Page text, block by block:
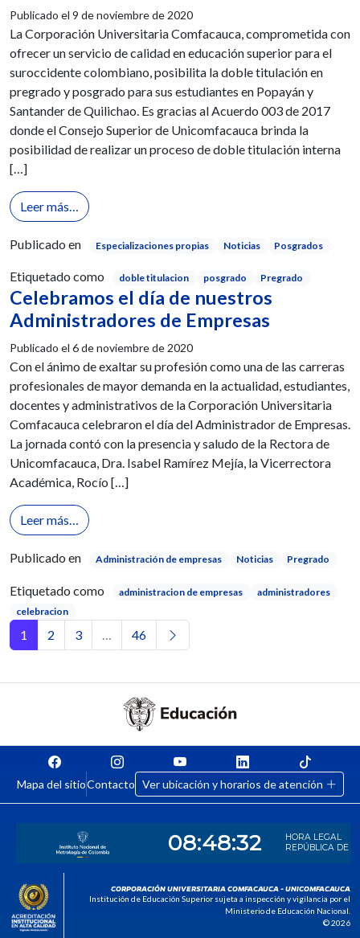
Publicado el 9 de noviembre de 2020
La Corporación Universitaria Comfacauca, comprometida con
ofrecer un servicio de calidad en educación superior para el
suroccidente colombiano, posibilita la doble titulación en
pregrado y posgrado para sus estudiantes en Popayán y
Santander de Quilichao. Es gracias al Acuerdo 003 de 2017
donde el Consejo Superior de Unicomfacauca brinda la
posibilidad de realizar un proceso de doble titulación interna
[…]
Leer más… from ¿Te interesa una doble titulación? Somos los
Publicado en Especializaciones propias Noticias Posgrados
Etiquetado como doble titulacion posgrado Pregrado
Celebramos el día de nuestros
Administradores de Empresas
Publicado el 6 de noviembre de 2020
Con el ánimo de exaltar su profesión como una de las carreras
profesionales de mayor demanda en la actualidad, estudiantes,
docentes y administrativos de la Corporación Universitaria
Comfacauca celebraron el día del Administrador de Empresas.
La jornada contó con la presencia y saludo de la Rectora de
Unicomfacauca, Dra. Isabel Ramírez Mejía, la Vicerrectora
Académica, Rocío […]
Leer más… from Celebramos el día de nuestros
Publicado en Administración de empresas Noticias Pregrado
Etiquetado como administracion de empresas
administradores
celebracion
Navegación de entradas
1 2 3 … 46
Mapa del sitioContacto Ver ubicación y horarios de atención
CORPORACIÓN UNIVERSITARIA COMFACAUCA - UNICOMFACAUCA
Institución de Educación Superior sujeta a inspección y vigilancia por el
Ministerio de Educación Nacional.
© 2026